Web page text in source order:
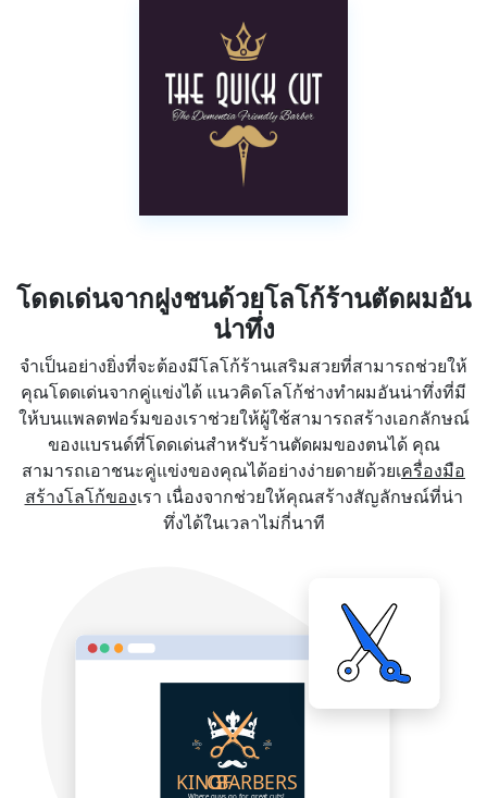
โดดเด่นจากฝูงชนด้วยโลโก้ร้านตัดผมอัน
น่าทึ่ง
จำเป็นอย่างยิ่งที่จะต้องมีโลโก้ร้านเสริมสวยที่สามารถช่วยให้
คุณโดดเด่นจากคู่แข่งได้ แนวคิดโลโก้ช่างทำผมอันน่าทึ่งที่มี
ให้บนแพลตฟอร์มของเราช่วยให้ผู้ใช้สามารถสร้างเอกลักษณ์
ของแบรนด์ที่โดดเด่นสำหรับร้านตัดผมของตนได้ คุณ
สามารถเอาชนะคู่แข่งของคุณได้อย่างง่ายดายด้วยเครื่องมือ
สร้างโลโก้ของเรา เนื่องจากช่วยให้คุณสร้างสัญลักษณ์ที่น่า
ทึ่งได้ในเวลาไม่กี่นาที